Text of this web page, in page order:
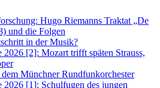
Hugo Riemanns Traktat „De
und die Folgen
in der Musik?
2026 [2]: Mozart trifft späten Strauss,
Münchner Rundfunkorchester
2026 [1]: Schulfugen des jungen